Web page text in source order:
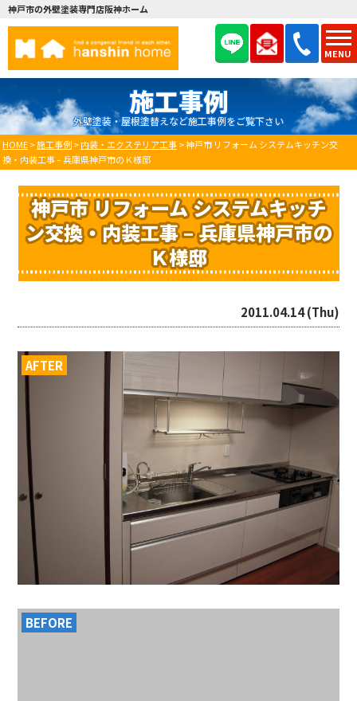
MENU
神戸市の外壁塗装専門店阪神ホーム
施工事例
外壁塗装・屋根塗替えなど施工事例をご覧下さい
HOME>施工事例>内装・エクステリア工事>神戸市 リフォーム システムキッチン交
換・内装工事 – 兵庫県神戸市のＫ様邸
神戸市 リフォーム システムキッチ
ン交換・内装工事 – 兵庫県神戸市の
Ｋ様邸
2011.04.14 (Thu)
AFTER
BEFORE